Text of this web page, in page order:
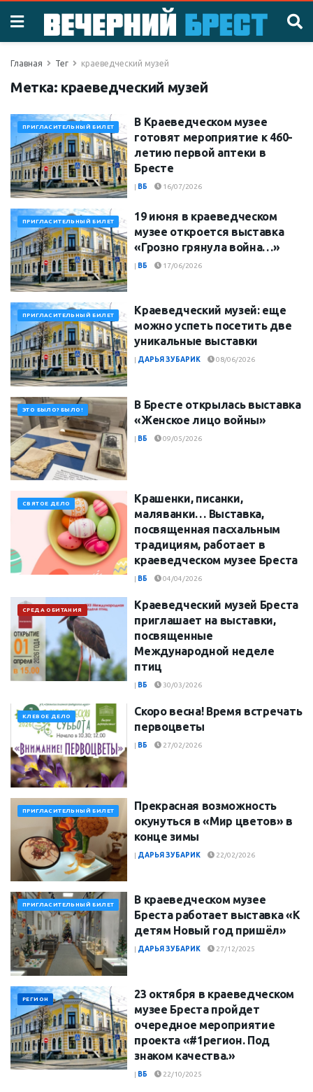
Главная Тег краеведческий музей
Метка: краеведческий музей
ПРИГЛАСИТЕЛЬНЫЙ БИЛЕТ
В Краеведческом музее
готовят мероприятие к 460-
летию первой аптеки в
Бресте
| ВБ 16/07/2026
ПРИГЛАСИТЕЛЬНЫЙ БИЛЕТ
19 июня в краеведческом
музее откроется выставка
«Грозно грянула война…»
| ВБ 17/06/2026
ПРИГЛАСИТЕЛЬНЫЙ БИЛЕТ
Краеведческий музей: еще
можно успеть посетить две
уникальные выставки
| ДАРЬЯ ЗУБАРИК 08/06/2026
ЭТО БЫЛО? БЫЛО!
В Бресте открылась выставка
«Женское лицо войны»
| ВБ 09/05/2026
СВЯТОЕ ДЕЛО
Крашенки, писанки,
маляванки… Выставка,
посвященная пасхальным
традициям, работает в
краеведческом музее Бреста
| ВБ 04/04/2026
СРЕДА ОБИТАНИЯ
Краеведческий музей Бреста
приглашает на выставки,
посвященные
Международной неделе
птиц
| ВБ 30/03/2026
КЛЕВОЕ ДЕЛО
Скоро весна! Время встречать
первоцветы
| ВБ 27/02/2026
ПРИГЛАСИТЕЛЬНЫЙ БИЛЕТ
Прекрасная возможность
окунуться в «Мир цветов» в
конце зимы
| ДАРЬЯ ЗУБАРИК 22/02/2026
ПРИГЛАСИТЕЛЬНЫЙ БИЛЕТ
В краеведческом музее
Бреста работает выставка «К
детям Новый год пришёл»
| ДАРЬЯ ЗУБАРИК 27/12/2025
РЕГИОН
23 октября в краеведческом
музее Бреста пройдет
очередное мероприятие
проекта «#1регион. Под
знаком качества.»
| ВБ 22/10/2025